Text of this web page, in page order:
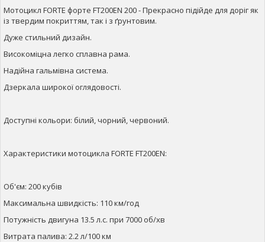
Мотоцикл FORTE форте FT200EN 200 - Прекрасно підійде для доріг як
із твердим покриттям, так і з ґрунтовим.
Дуже стильний дизайн.
Високоміцна легко сплавна рама.
Надійна гальмівна система.
Дзеркала широкої оглядовості.
Доступні кольори: білий, чорний, червоний.
Характеристики мотоцикла FORTE FT200EN:
Об'єм: 200 кубів
Максимальна швидкість: 110 км/год
Потужність двигуна 13.5 л.с. при 7000 об/хв
Витрата палива: 2.2 л/100 км